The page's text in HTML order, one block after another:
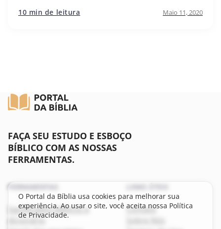
10 min de leitura Maio 11, 2020
FAÇA SEU ESTUDO E ESBOÇO
BÍBLICO COM AS NOSSAS
FERRAMENTAS.
FERRAMENTAS
Significados bíblicos e
dicionário
LINKS ÚTEIS
Contato
O Portal da Bíblia usa cookies para melhorar sua
experiência. Ao usar o site, você aceita nossa Política
de Privacidade.